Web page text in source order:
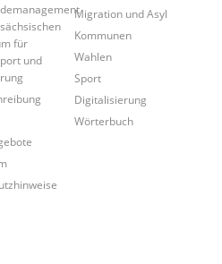
für
und
Migration und Asyl
Kommunen
Wahlen
Sport
Digitalisierung
Wörterbuch